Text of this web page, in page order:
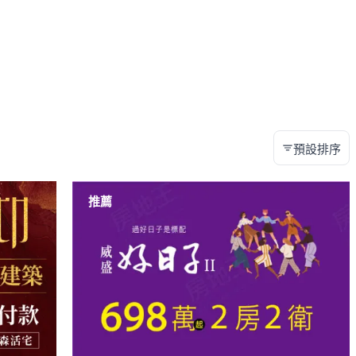
預設排序
推薦